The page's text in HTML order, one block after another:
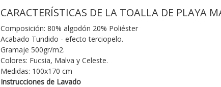
CARACTERÍSTICAS DE LA TOALLA DE PLAYA
Composición: 80% algodón 20% Poliéster
Acabado Tundido - efecto terciopelo.
Gramaje 500gr/m2.
Colores: Fucsia, Malva y Celeste.
Medidas: 100x170 cm
Instrucciones de Lavado